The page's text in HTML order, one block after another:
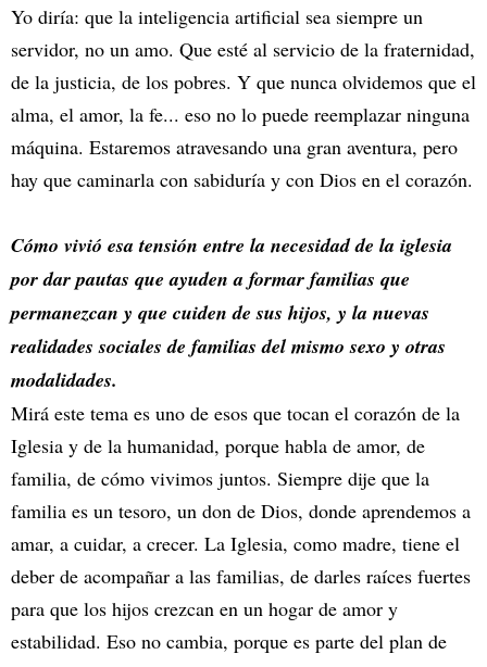
Yo diría: que la inteligencia artificial sea siempre un
servidor, no un amo. Que esté al servicio de la fraternidad,
de la justicia, de los pobres. Y que nunca olvidemos que el
alma, el amor, la fe... eso no lo puede reemplazar ninguna
máquina. Estaremos atravesando una gran aventura, pero
hay que caminarla con sabiduría y con Dios en el corazón.
Cómo vivió esa tensión entre la necesidad de la iglesia
por dar pautas que ayuden a formar familias que
permanezcan y que cuiden de sus hijos, y la nuevas
realidades sociales de familias del mismo sexo y otras
modalidades.
Mirá este tema es uno de esos que tocan el corazón de la
Iglesia y de la humanidad, porque habla de amor, de
familia, de cómo vivimos juntos. Siempre dije que la
familia es un tesoro, un don de Dios, donde aprendemos a
amar, a cuidar, a crecer. La Iglesia, como madre, tiene el
deber de acompañar a las familias, de darles raíces fuertes
para que los hijos crezcan en un hogar de amor y
estabilidad. Eso no cambia, porque es parte del plan de